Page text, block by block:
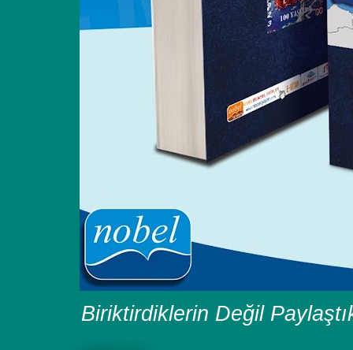
Biriktirdiklerin Değil